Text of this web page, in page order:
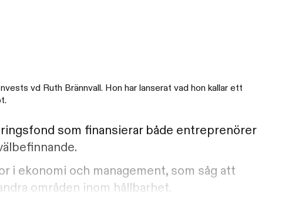
vd Ruth Brännvall. Hon har lanserat vad hon kallar ett
som finansierar både entreprenörer
i ekonomi och management, som såg att
områden inom hållbarhet.